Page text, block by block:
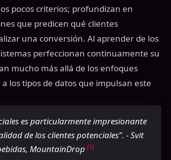
pocos criterios; profundizan en
que predicen qué clientes
una conversión. Al aprender de los
perfeccionan continuamente su
mucho más allá de los enfoques
los tipos de datos que impulsan este
es particularmente impresionante
de los clientes potenciales". - Svit
MountainDrop [1]